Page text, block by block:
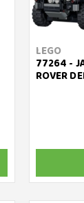
LEGO
77264 -
ROVER